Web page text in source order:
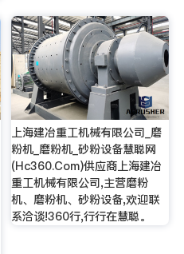
上海建冶重工机械有限公司_磨
粉机_磨粉机_砂粉设备慧聪网
(Hc360.Com)供应商上海建冶
重工机械有限公司,主营磨粉
机、磨粉机、砂粉设备,欢迎联
系洽谈!360行,行行在慧聪。